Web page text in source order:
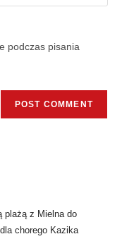
podczas pisania
plażą z Mielna do
chorego Kazika